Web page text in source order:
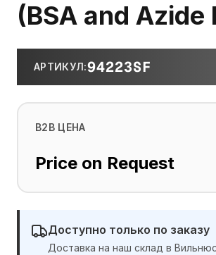
(BSA and Azide
АРТИКУЛ:94223SF
B2B ЦЕНА
Price on Request
Доступно только по заказу
Доставка на наш склад в